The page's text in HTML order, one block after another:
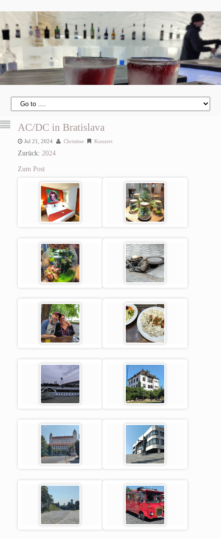
AC/DC in Bratislava
Jul 21, 2024 Christine Konzert
Zurück: 2024
Zum Post